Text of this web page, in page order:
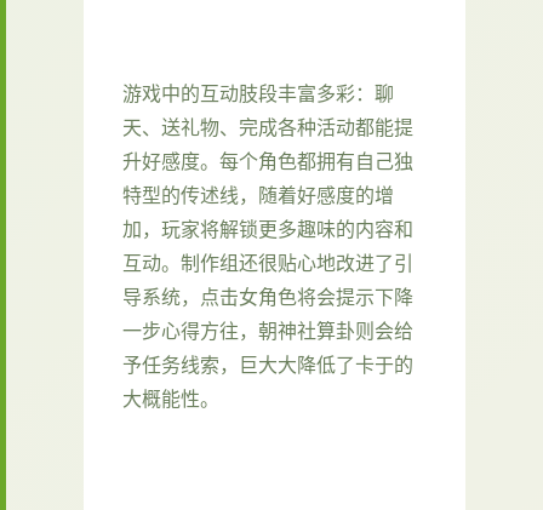
游戏中的​​互动肢段丰富多彩​​：聊
天、送礼物、完成各种活动都能提
升好感度。每个角色都拥有自己独
特型的传述线，随着好感度的增
加，玩家将解锁更多趣味的内容和
互动。制作组还很贴心地改进了引
导系统，点击女角色将会提示下降
一步心得方往，朝神社算卦则会给
予任务线索，巨大大降低了卡于的
大概能性。